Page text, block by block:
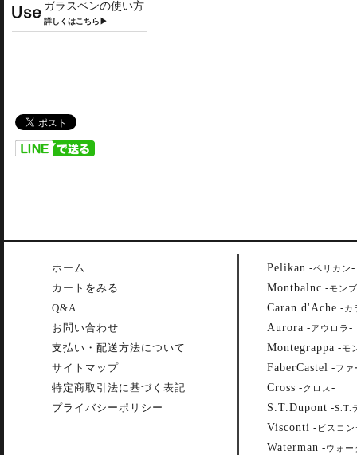
ガラスペンの使い方
詳しくはこちら▶
ホーム
カートをみる
Q&A
お問い合わせ
支払い・配送方法について
サイトマップ
特定商取引法に基づく表記
プライバシーポリシー
Pelikan -ペリカン-
Montbalnc -モン
Caran d'Ache -カ
Aurora -アウロラ -
Montegrappa -モ
FaberCastel -ファ
Cross -クロス-
S.T.Dupont -S.T.
Visconti - ビスコ
Waterman -ウォー